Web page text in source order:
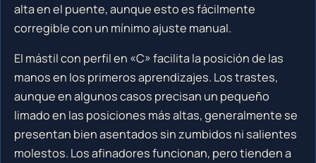
alta en el puente, aunque esto es fácilmente
corregible con un mínimo ajuste manual.
El mástil con perfil en «C» facilita la posición de las
manos en los primeros aprendizajes. Los trastes,
aunque en algunos casos precisan un pequeño
limado en las posiciones más altas, generalmente se
presentan bien asentados sin zumbidos ni salientes
molestos. Los afinadores funcionan, pero tienden a